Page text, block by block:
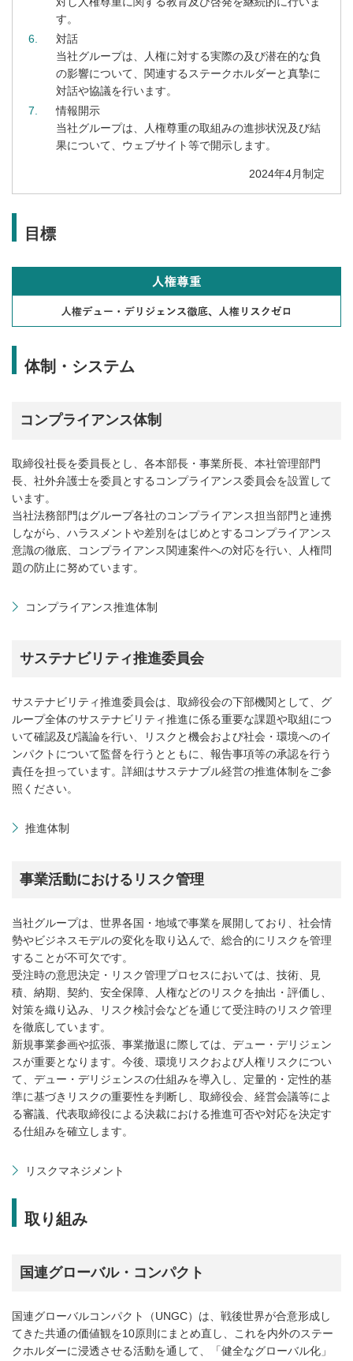
す。
6
対話
当社グループは、人権に対する実際の及び潜在的な負
の影響について、関連するステークホルダーと真摯に
対話や協議を行います。
7
情報開示
当社グループは、人権尊重の取組みの進捗状況及び結
果について、ウェブサイト等で開示します。
2024年4月制定
目標
体制・システム
コンプライアンス体制
取締役社長を委員長とし、各本部長・事業所長、本社管理部門
長、社外弁護士を委員とするコンプライアンス委員会を設置して
います。
当社法務部門はグループ各社のコンプライアンス担当部門と連携
しながら、ハラスメントや差別をはじめとするコンプライアンス
意識の徹底、コンプライアンス関連案件への対応を行い、人権問
題の防止に努めています。
コンプライアンス推進体制
サステナビリティ推進委員会
サステナビリティ推進委員会は、取締役会の下部機関として、グ
ループ全体のサステナビリティ推進に係る重要な課題や取組につ
いて確認及び議論を行い、リスクと機会および社会・環境へのイ
ンパクトについて監督を行うとともに、報告事項等の承認を行う
責任を担っています。詳細はサステナブル経営の推進体制をご参
照ください。
推進体制
事業活動におけるリスク管理
当社グループは、世界各国・地域で事業を展開しており、社会情
勢やビジネスモデルの変化を取り込んで、総合的にリスクを管理
することが不可欠です。
受注時の意思決定・リスク管理プロセスにおいては、技術、見
積、納期、契約、安全保障、人権などのリスクを抽出・評価し、
対策を織り込み、リスク検討会などを通じて受注時のリスク管理
を徹底しています。
新規事業参画や拡張、事業撤退に際しては、デュー・デリジェン
スが重要となります。今後、環境リスクおよび人権リスクについ
て、デュー・デリジェンスの仕組みを導入し、定量的・定性的基
準に基づきリスクの重要性を判断し、取締役会、経営会議等によ
る審議、代表取締役による決裁における推進可否や対応を決定す
る仕組みを確立します。
リスクマネジメント
取り組み
国連グローバル・コンパクト
国連グローバルコンパクト（UNGC）は、戦後世界が合意形成し
てきた共通の価値観を10原則にまとめ直し、これを内外のステー
クホルダーに浸透させる活動を通して、「健全なグローバル化」